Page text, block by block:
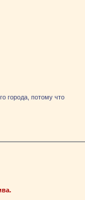
города, потому что